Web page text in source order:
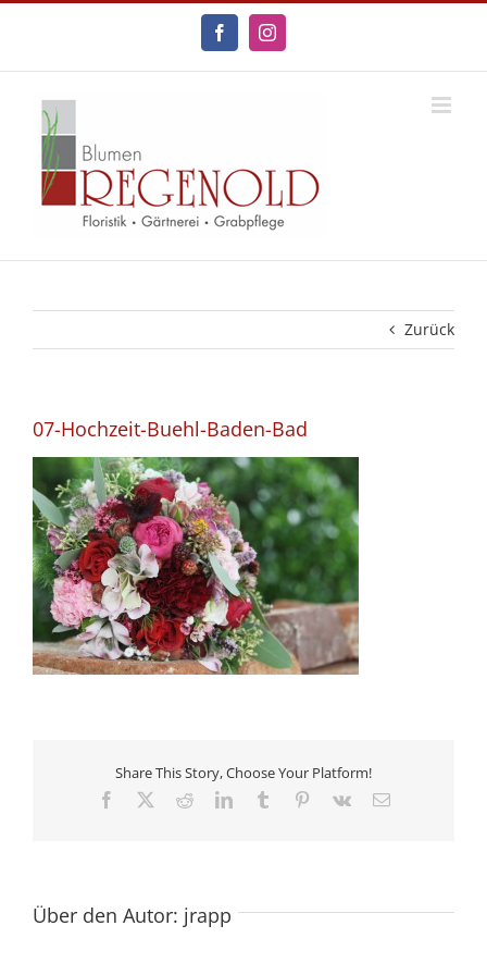
Zum
FacebookInstagram
Zurück
07-Hochzeit-Buehl-Baden-Bad
Share This Story, Choose Your Platform!
Facebook RedditLinkedInTumblr Pinterest
Vk
E-
Über den Autor: jrapp